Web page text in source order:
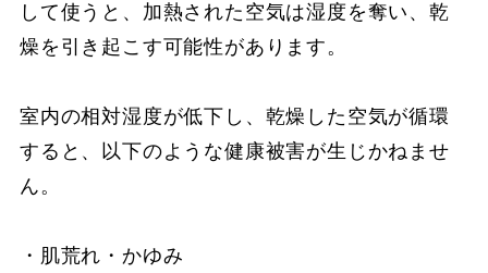
して使うと、加熱された空気は湿度を奪い、乾
燥を引き起こす可能性があります。
室内の相対湿度が低下し、乾燥した空気が循環
すると、以下のような健康被害が生じかねませ
ん。
・肌荒れ・かゆみ